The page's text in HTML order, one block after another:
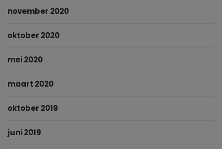
november 2020
oktober 2020
mei 2020
maart 2020
oktober 2019
juni 2019